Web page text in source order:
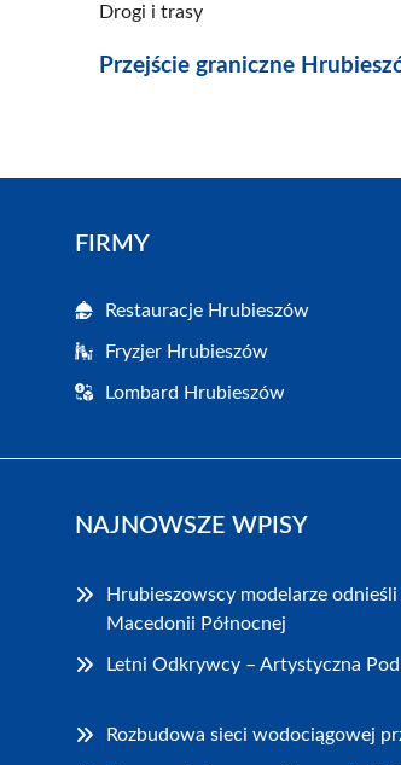
Drogi i trasy
Przejście graniczne
FIRMY
Restauracje Hrubieszów
Fryzjer Hrubieszów
Lombard Hrubieszów
NAJNOWSZE WPISY
Hrubieszowscy modelarze
Macedonii Północnej
Letni Odkrywcy – Artystyczna
Rozbudowa sieci wodociągowej